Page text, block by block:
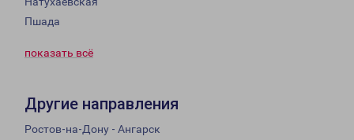
Пшада
показать всё
Другие направления
Ростов-на-Дону - Ангарск